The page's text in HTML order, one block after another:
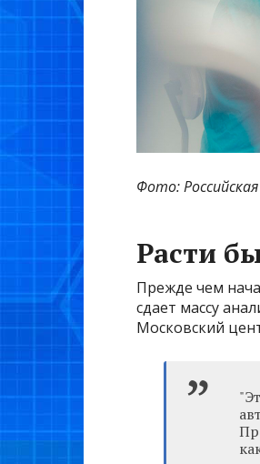
Фото:
Расти
Прежде чем
сдает массу
Московский